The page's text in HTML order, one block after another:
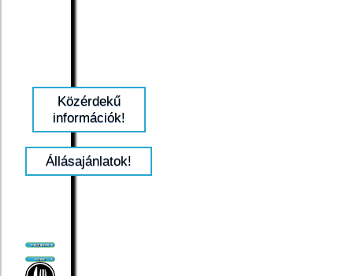
Közérdekű
információk!
Állásajánlatok!